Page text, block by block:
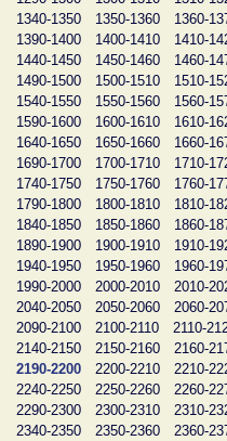
1340-1350
1350-1360 1360-
1390-1400
1400-1410 1410-
1440-1450
1450-1460 1460-
1490-1500
1500-1510 1510-
1540-1550
1550-1560 1560-
1590-1600
1600-1610 1610-
1640-1650
1650-1660 1660-
1690-1700
1700-1710 1710-
1740-1750
1750-1760 1760-
1790-1800
1800-1810 1810-
1840-1850
1850-1860 1860-
1890-1900
1900-1910 1910-
1940-1950
1950-1960 1960-
1990-2000
2000-2010 2010-
2040-2050
2050-2060 2060-
2090-2100
2100-2110 2110-
2140-2150
2150-2160 2160-
2190-2200
2200-2210 2210-
2240-2250
2250-2260 2260-
2290-2300
2300-2310 2310-
2340-2350
2350-2360 2360-